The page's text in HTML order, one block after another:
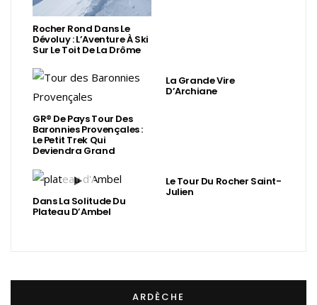
Rocher Rond Dans Le
Dévoluy : L’Aventure À Ski
Sur Le Toit De La Drôme
GR® De Pays Tour Des
Baronnies Provençales :
Le Petit Trek Qui
Deviendra Grand
La Grande Vire
D’Archiane
Dans La Solitude Du
Plateau D’Ambel
Le Tour Du Rocher Saint-
Julien
ARDÈCHE